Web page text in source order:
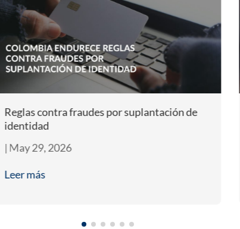
Reglas contra fraudes por suplantación de
identidad
| May 29, 2026
Leer más